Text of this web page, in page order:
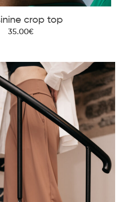
crop top
35.00€